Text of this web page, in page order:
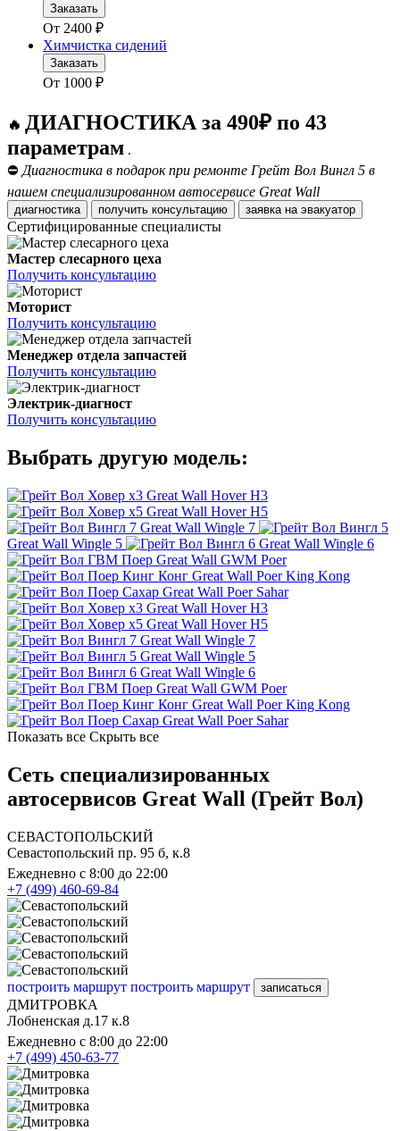
Заказать
От 2400 ₽
Химчистка сидений
Заказать
От 1000 ₽
🔥 ДИАГНОСТИКА за 490₽ по 43
параметрам .
⛔ Диагностика в подарок при ремонте Грейт Вол Вингл 5 в
нашем специализированном автосервисе Great Wall
диагностика получить консультацию заявка на эвакуатор
Сертифицированные специалисты
Мастер слесарного цеха
Получить консультацию
Моторист
Получить консультацию
Менеджер отдела запчастей
Получить консультацию
Электрик-диагност
Получить консультацию
Выбрать другую модель:
Great Wall Hover H3
Great Wall Hover H5
Great Wall Wingle 7
Great Wall Wingle 5
Great Wall Wingle 6
Great Wall GWM Poer
Great Wall Poer King Kong
Great Wall Poer Sahar
Great Wall Hover H3
Great Wall Hover H5
Great Wall Wingle 7
Great Wall Wingle 5
Great Wall Wingle 6
Great Wall GWM Poer
Great Wall Poer King Kong
Great Wall Poer Sahar
Показать все Скрыть все
Сеть специализированных
автосервисов Great Wall (Грейт Вол)
СЕВАСТОПОЛЬСКИЙ
Севастопольский пр. 95 б, к.8
Ежедневно с 8:00 до 22:00
+7 (499) 460-69-84
построить маршрут построить маршрут записаться
ДМИТРОВКА
Лобненская д.17 к.8
Ежедневно с 8:00 до 22:00
+7 (499) 450-63-77